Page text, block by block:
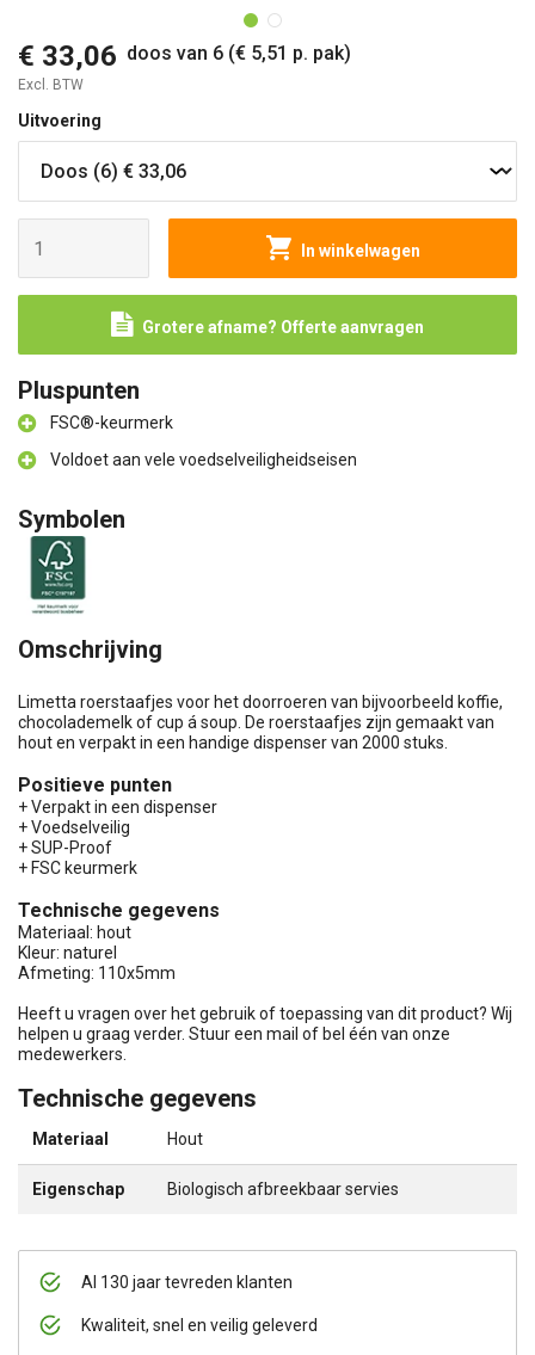
€ 33,06 doos van 6 (€ 5,51 p. pak)
Excl. BTW
Uitvoering
In winkelwagen
Grotere afname? Offerte aanvragen
Al 130 jaar tevreden klanten
Kwaliteit, snel en veilig geleverd
Pluspunten
FSC®-keurmerk
Voldoet aan vele voedselveiligheidseisen
Symbolen
Omschrijving
Limetta roerstaafjes voor het doorroeren van bijvoorbeeld koffie,
chocolademelk of cup á soup. De roerstaafjes zijn gemaakt van
hout en verpakt in een handige dispenser van 2000 stuks.
Positieve punten
+ Verpakt in een dispenser
+ Voedselveilig
+ SUP-Proof
+ FSC keurmerk
Technische gegevens
Materiaal: hout
Kleur: naturel
Afmeting: 110x5mm
Heeft u vragen over het gebruik of toepassing van dit product? Wij
helpen u graag verder. Stuur een mail of bel één van onze
medewerkers.
Technische gegevens
Materiaal Hout
Eigenschap Biologisch afbreekbaar servies